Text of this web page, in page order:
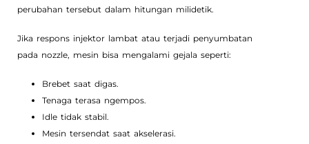
perubahan tersebut dalam hitungan milidetik.
Jika respons injektor lambat atau terjadi penyumbatan
pada nozzle, mesin bisa mengalami gejala seperti:
Brebet saat digas.
Tenaga terasa ngempos.
Idle tidak stabil.
Mesin tersendat saat akselerasi.